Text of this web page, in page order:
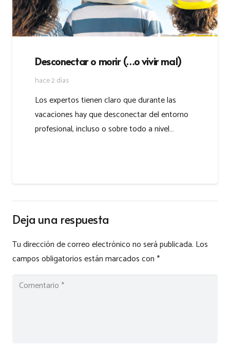
Desconectar o morir (…o vivir mal)
hace 2 días
Los expertos tienen claro que durante las
vacaciones hay que desconectar del entorno
profesional, incluso o sobre todo a nivel…
Deja una respuesta
Tu dirección de correo electrónico no será publicada. Los
campos obligatorios están marcados con*